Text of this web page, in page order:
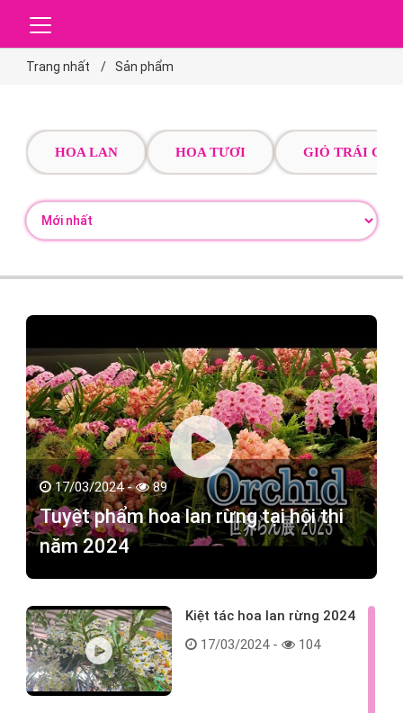
Trang nhất Sản phẩm
HOA LAN HOA TƯƠI GIỎ TRÁI CÂY
17/03/2024 - 89
Tuyệt phẩm hoa lan rừng tại hội thi
năm 2024
Kiệt tác hoa lan rừng 2024
17/03/2024 -
104